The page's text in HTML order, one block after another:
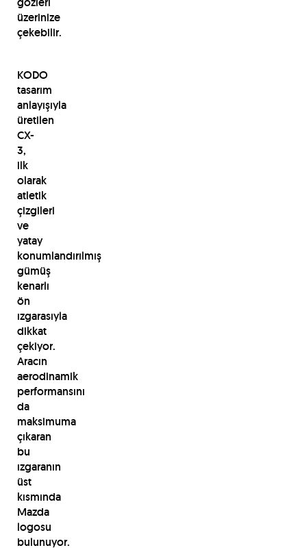
üzerinize
çekebilir.
KODO
tasarım
anlayışıyla
üretilen
CX-
3,
ilk
olarak
atletik
çizgileri
ve
yatay
konumlandırılmış
gümüş
kenarlı
ön
ızgarasıyla
dikkat
çekiyor.
Aracın
aerodinamik
performansını
da
maksimuma
çıkaran
bu
ızgaranın
üst
kısmında
Mazda
logosu
bulunuyor.